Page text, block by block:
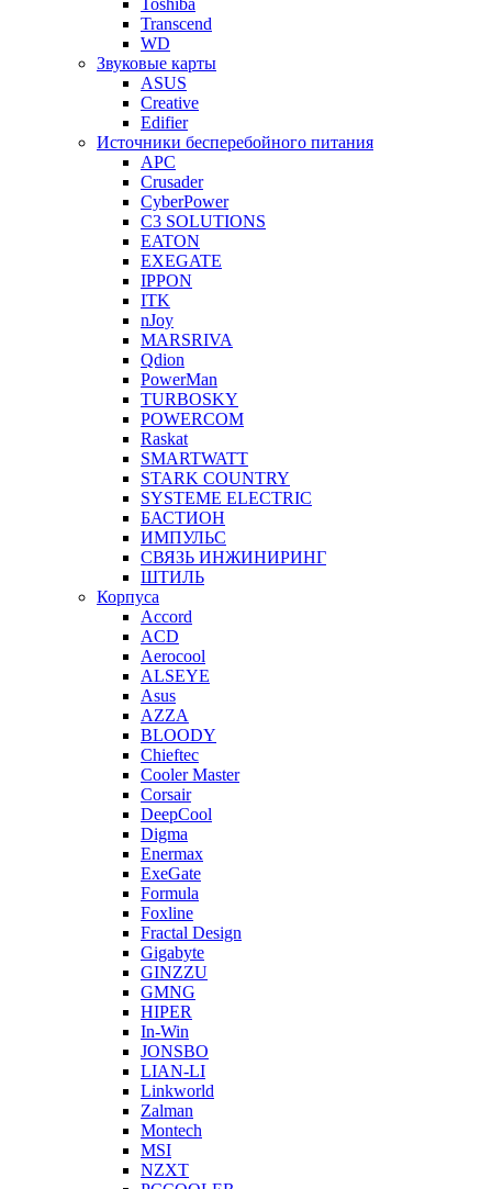
Toshiba
Transcend
WD
Звуковые карты
ASUS
Creative
Edifier
Источники бесперебойного питания
APC
Crusader
CyberPower
C3 SOLUTIONS
EATON
EXEGATE
IPPON
ITK
nJoy
MARSRIVA
Qdion
PowerMan
TURBOSKY
POWERCOM
Raskat
SMARTWATT
STARK COUNTRY
SYSTEME ELECTRIC
БАСТИОН
ИМПУЛЬС
СВЯЗЬ ИНЖИНИРИНГ
ШТИЛЬ
Корпуса
Accord
ACD
Aerocool
ALSEYE
Asus
AZZA
BLOODY
Chieftec
Cooler Master
Corsair
DeepCool
Digma
Enermax
ExeGate
Formula
Foxline
Fractal Design
Gigabyte
GINZZU
GMNG
HIPER
In-Win
JONSBO
LIAN-LI
Linkworld
Zalman
Montech
MSI
NZXT